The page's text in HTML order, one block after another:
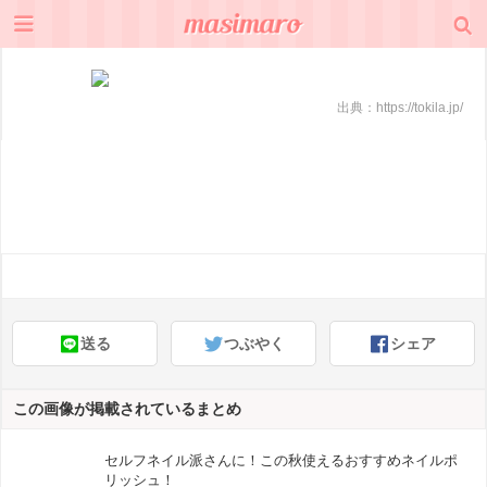
出典： https://tokila.jp/
送る つぶやく シェア
この画像が掲載されているまとめ
セルフネイル派さんに！この秋使えるおすすめネイルポ
リッシュ！